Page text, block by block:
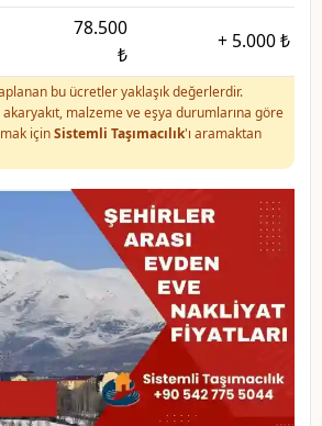
78.500
₺
+ 5.000 ₺
bu ücretler yaklaşık değerlerdir.
malzeme ve eşya durumlarına göre
içinSistemli Taşımacılık'ı aramaktan